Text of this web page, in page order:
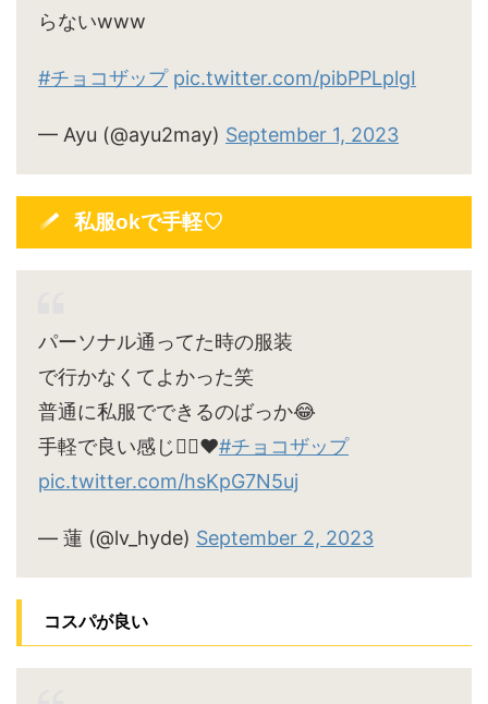
らないwww
#チョコザップ pic.twitter.com/pibPPLplgI
— Ayu (@ayu2may) September 1, 2023
私服okで手軽♡
パーソナル通ってた時の服装
で行かなくてよかった笑
普通に私服でできるのばっか😂
手軽で良い感じ🙆‍♀️♥#チョコザップ
pic.twitter.com/hsKpG7N5uj
— 蓮 (@lv_hyde) September 2, 2023
コスパが良い